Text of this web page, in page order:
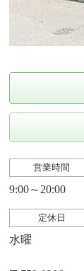
営業時間
9:00～20:00
定休日
水曜